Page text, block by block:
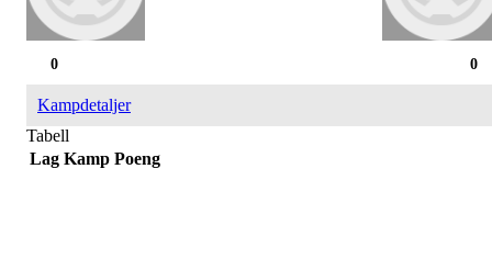
0
0
Kampdetaljer
Tabell
Lag Kamp Poeng